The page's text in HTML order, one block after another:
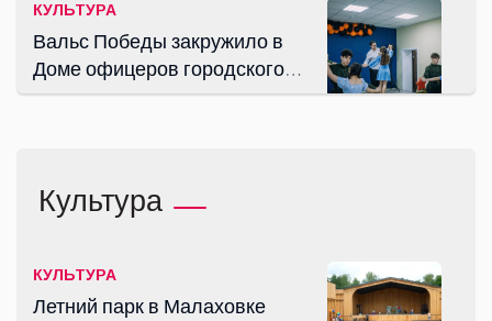
КУЛЬТУРА
Вальс Победы закружило в
Доме офицеров городского
округа Люберцы
Более 50 воспитанников
июнь 30, 2026
Культура
КУЛЬТУРА
Летний парк в Малаховке